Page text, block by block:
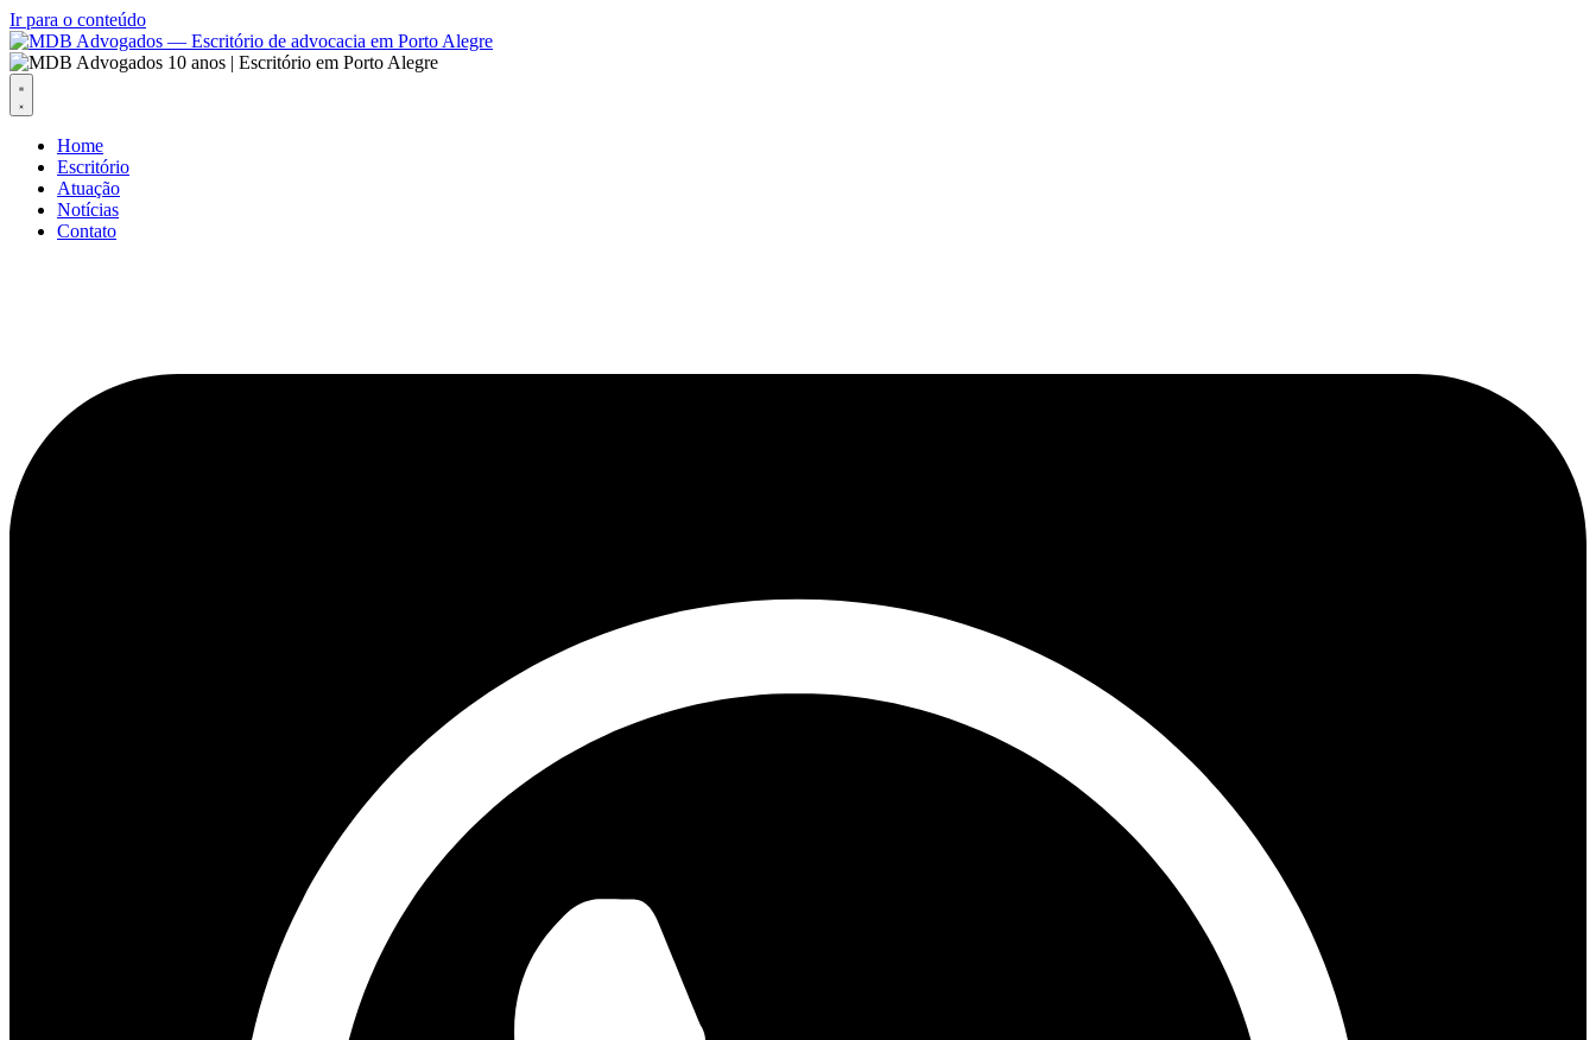
Ir para o conteúdo
Home
Escritório
Atuação
Notícias
Contato